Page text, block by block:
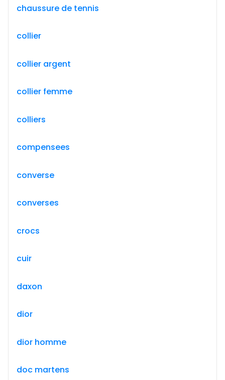
chaussure de tennis
collier
collier argent
collier femme
colliers
compensees
converse
converses
crocs
cuir
daxon
dior
dior homme
doc martens